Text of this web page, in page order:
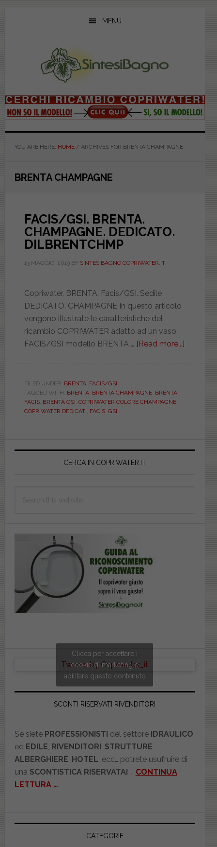
MENU
YOU ARE HERE: HOME /ARCHIVES FOR BRENTA CHAMPAGNE
BRENTA CHAMPAGNE
FACIS/GSI. BRENTA.
CHAMPAGNE. DEDICATO.
DILBRENTCHMP
13 MAGGIO, 2019BY SINTESIBAGNO COPRIWATER.IT
Copriwater. BRENTA. Facis/GSI. Sedile
DEDICATO. CHAMPAGNE In questo articolo
vengono illustrate le caratteristiche del
ricambio COPRIWATER adatto ad un vaso
FACIS/GSI modello BRENTA … [Read more...]
FILED UNDER: BRENTA, FACIS/GSI
TAGGED WITH: BRENTA, BRENTA CHAMPAGNE, BRENTA
FACIS, BRENTA GSI, COPRIWATER COLORE CHAMPAGNE,
COPRIWATER DEDICATI, FACIS, GSI
Primary
CERCA IN COPRIWATER.IT
Tweets by Copriwater_it
Clicca per accettare i
cookie di marketing e
abilitare questo contenuto
SCONTI RISERVATI RIVENDITORI
Se siete PROFESSIONISTI del settore IDRAULICO
ed EDILE, RIVENDITORI , STRUTTURE
ALBERGHIERE, HOTEL, ecc… potrete usufruire di
una SCONTISTICA RISERVATA! … CONTINUA
LETTURA…
CATEGORIE